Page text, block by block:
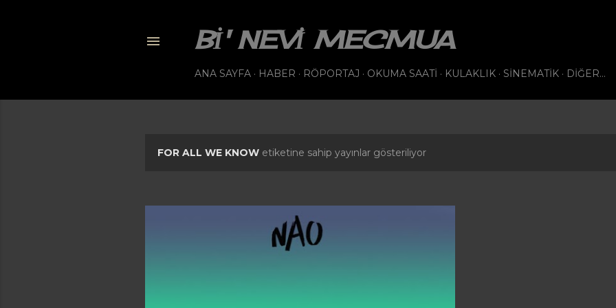
BI' NEVI MECMUA
ANA SAYFA HABER RÖPORTAJ OKUMA SAATI KULAKLIK SINEMATIK DIĞER…
K
t
FOR ALL WE KNOW etiketine sahip yayınlar gösteriliyor